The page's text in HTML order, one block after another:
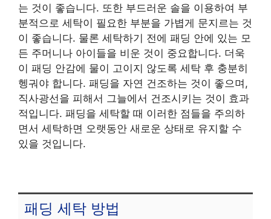
는 것이 좋습니다. 또한 부드러운 솔을 이용하여 부
분적으로 세탁이 필요한 부분을 가볍게 문지르는 것
이 좋습니다. 물론 세탁하기 전에 패딩 안에 있는 모
든 주머니나 아이들을 비운 것이 중요합니다. 더욱
이 패딩 안감에 물이 고이지 않도록 세탁 후 충분히
헹궈야 합니다. 패딩을 자연 건조하는 것이 좋으며,
직사광선을 피해서 그늘에서 건조시키는 것이 효과
적입니다. 패딩을 세탁할 때 이러한 점들을 주의하
면서 세탁하면 오랫동안 새로운 상태로 유지할 수
있을 것입니다.
패딩 세탁 방법